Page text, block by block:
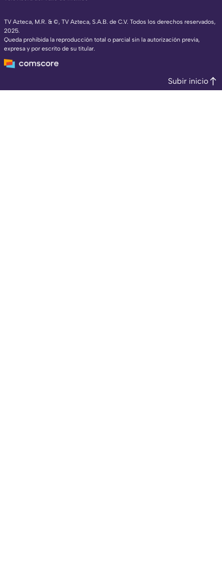
TV Azteca, M.R. & ©, TV Azteca, S.A.B. de C.V. Todos los derechos reservados,
2025.
Queda prohibida la reproducción total o parcial sin la autorización previa,
expresa y por escrito de su titular.
Subir inicio